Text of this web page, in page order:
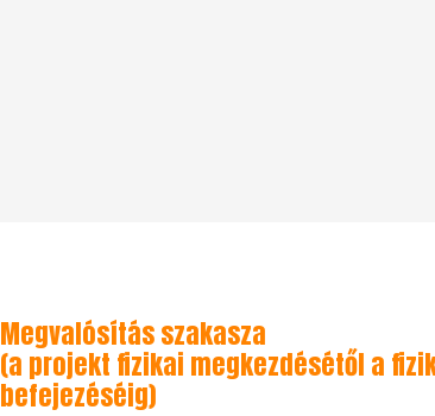
Megvalósítás szakasza
(a projekt fizikai megkezdésétől a
befejezéséig)